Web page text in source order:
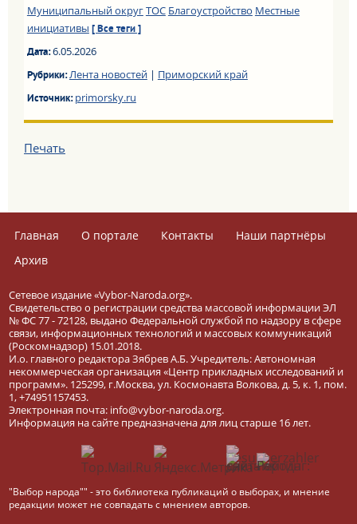
Муниципальный округТОС Благоустройство Местные
инициативы [ Все теги ]
Дата:6.05.2026
Рубрики:Лента новостей| Приморский край
Источник:primorsky.ru
Печать
Главная О портале Контакты
Наши партнёры
Архив
Сетевое издание «Vybor-Naroda.org».
Свидетельство о регистрации средства массовой информации ЭЛ
№ ФС 77 - 72128, выдано Федеральной службой по надзору в сфере
связи, информационных технологий и массовых коммуникаций
(Роскомнадзор) 15.01.2018.
И.о. главного редактора Зябрев А.Б. Учредитель: Автономная
некоммерческая организация «Центр прикладных исследований и
программ». 125299, г.Москва, ул. Космонавта Волкова, д. 5, к. 1, пом.
1, +74951157453.
Электронная почта: info@vybor-naroda.org.
Информация на сайте предназначена для лиц старше 16 лет.
"Выбор народа"" - это библиотека публикаций о выборах, и мнение
редакции может не совпадать с мнением авторов.